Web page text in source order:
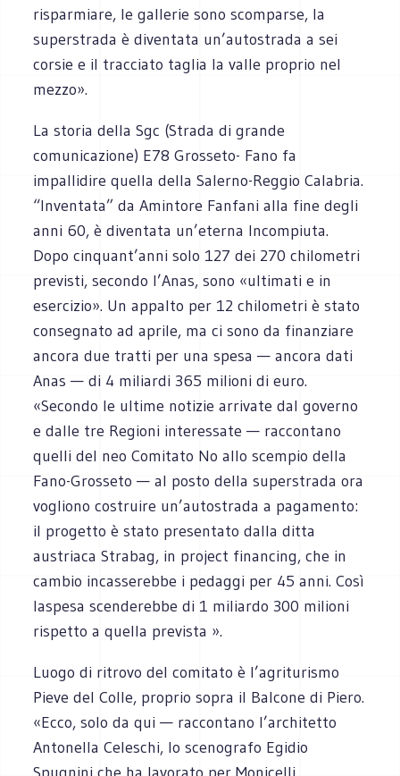
risparmiare, le gallerie sono scomparse, la
superstrada è diventata un’autostrada a sei
corsie e il tracciato taglia la valle proprio nel
mezzo».
La storia della Sgc (Strada di grande
comunicazione) E78 Grosseto- Fano fa
impallidire quella della Salerno-Reggio Calabria.
“Inventata” da Amintore Fanfani alla fine degli
anni 60, è diventata un’eterna Incompiuta.
Dopo cinquant’anni solo 127 dei 270 chilometri
previsti, secondo l’Anas, sono «ultimati e in
esercizio». Un appalto per 12 chilometri è stato
consegnato ad aprile, ma ci sono da finanziare
ancora due tratti per una spesa — ancora dati
Anas — di 4 miliardi 365 milioni di euro.
«Secondo le ultime notizie arrivate dal governo
e dalle tre Regioni interessate — raccontano
quelli del neo Comitato No allo scempio della
Fano-Grosseto — al posto della superstrada ora
vogliono costruire un’autostrada a pagamento:
il progetto è stato presentato dalla ditta
austriaca Strabag, in project financing, che in
cambio incasserebbe i pedaggi per 45 anni. Così
laspesa scenderebbe di 1 miliardo 300 milioni
rispetto a quella prevista ».
Luogo di ritrovo del comitato è l’agriturismo
Pieve del Colle, proprio sopra il Balcone di Piero.
«Ecco, solo da qui — raccontano l’architetto
Antonella Celeschi, lo scenografo Egidio